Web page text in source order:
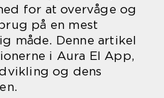
for at overvåge og
på en mest
måde. Denne artikel
i Aura El App,
og dens